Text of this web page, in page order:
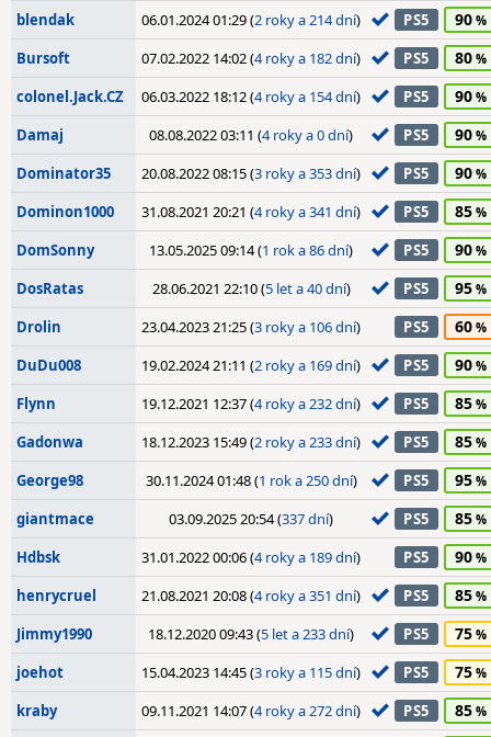
blendak 06.01.2024 01:29 (2 roky a 214 dní) PS5 90
Bursoft 07.02.2022 14:02 (4 roky a 182 dní) PS5 80
colonel.Jack.CZ 06.03.2022 18:12 (4 roky a 154 dní) PS5 90
Damaj 08.08.2022 03:11 (4 roky a 0 dní) PS5 90
Dominator35 20.08.2022 08:15 (3 roky a 353 dní) PS5 90
Dominon1000 31.08.2021 20:21 (4 roky a 341 dní) PS5 85
DomSonny 13.05.2025 09:14 (1 rok a 86 dní) PS5 90
DosRatas 28.06.2021 22:10 (5 let a 40 dní) PS5 95
Drolin 23.04.2023 21:25 (3 roky a 106 dní) PS5 60
DuDu008 19.02.2024 21:11 (2 roky a 169 dní) PS5 90
Flynn 19.12.2021 12:37 (4 roky a 232 dní) PS5 85
Gadonwa 18.12.2023 15:49 (2 roky a 233 dní) PS5 85
George98 30.11.2024 01:48 (1 rok a 250 dní) PS5 95
giantmace 03.09.2025 20:54 (337 dní) PS5 85
Hdbsk 31.01.2022 00:06 (4 roky a 189 dní) PS5 90
henrycruel 21.08.2021 20:08 (4 roky a 351 dní) PS5 85
Jimmy1990 18.12.2020 09:43 (5 let a 233 dní) PS5 75
joehot 15.04.2023 14:45 (3 roky a 115 dní) PS5 75
kraby 09.11.2021 14:07 (4 roky a 272 dní) PS5 85